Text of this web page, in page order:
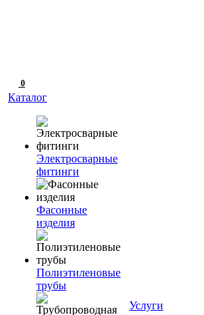
0
Каталог
Электросварные
фитинги
Фасонные
изделия
Полиэтиленовые
трубы
Услуги